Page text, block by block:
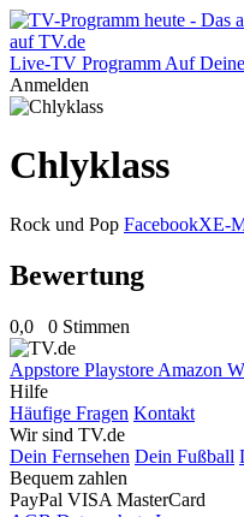
Live-TV Programm Auf
Anmelden
Chlyklass
Rock und Pop FacebookXE-
Bewertung
0,0 0 Stimmen
Appstore Playstore Amazon
Hilfe
Häufige Fragen Kontakt
Wir sind TV.de
Dein Fernsehen Dein Fußball
Bequem zahlen
PayPal VISA MasterCard